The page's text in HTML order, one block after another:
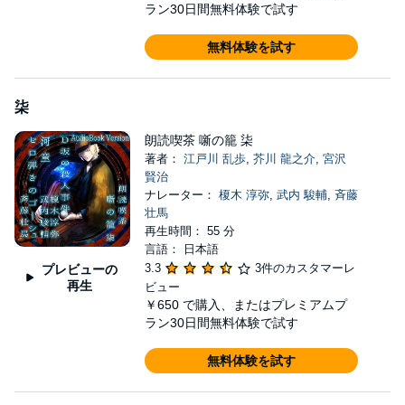
ラン30日間無料体験で試す
無料体験を試す
柒
プレビューの
再生
朗読喫茶 噺の籠 柒
著者： 江戸川 乱歩, 芥川 龍之介, 宮沢
賢治
ナレーター： 榎木 淳弥, 武内 駿輔, 斉藤
壮馬
再生時間： 55 分
言語： 日本語
3.3
3件のカスタマーレ
ビュー
￥650 で購入、またはプレミアムプ
ラン30日間無料体験で試す
無料体験を試す